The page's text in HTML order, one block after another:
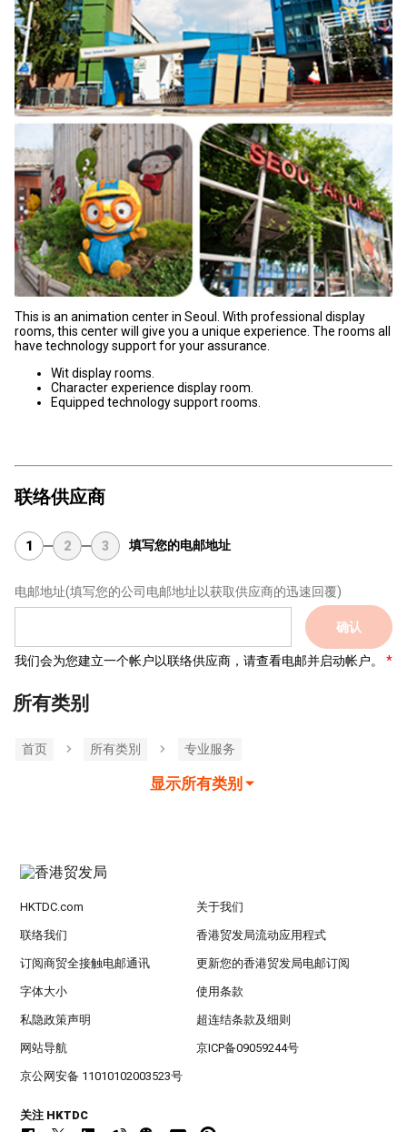
This is an animation center in Seoul. With professional display
rooms, this center will give you a unique experience. The rooms all
have technology support for your assurance.
Wit display rooms.
Character experience display room.
Equipped technology support rooms.
联络供应商
1 2 3 填写您的电邮地址
电邮地址(填写您的公司电邮地址以获取供应商的迅速回覆)
确认
我们会为您建立一个帐户以联络供应商，请查看电邮并启动帐户。
所有类别
首页 所有类別 专业服务
显示所有类别
HKTDC.com 关于我们
联络我们 香港贸发局流动应用程式
订阅商贸全接触电邮通讯 更新您的香港贸发局电邮订阅
字体大小 使用条款
私隐政策声明 超连结条款及细则
网站导航 京ICP备09059244号
京公网安备 11010102003523号
关注 HKTDC